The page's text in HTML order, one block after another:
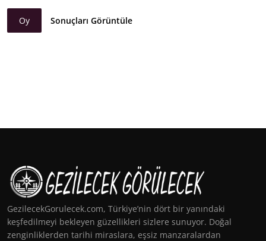
Oy Sonuçları Görüntüle
GezilecekGorulecek.com, Türkiye’nin dört bir yanındaki
keşfedilmeyi bekleyen güzellikleri sizlere sunuyor. Doğal
zenginliklerden tarihi miraslara, eşsiz manzaralardan